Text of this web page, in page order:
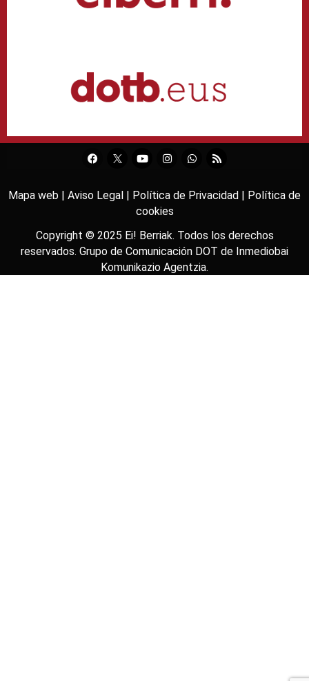
Mapa web | Aviso Legal | Política de Privacidad |
Política de
cookies
Copyright © 2025 Ei! Berriak. Todos los derechos
reservados. Grupo de Comunicación DOT de Inmediobai
Komunikazio Agentzia.